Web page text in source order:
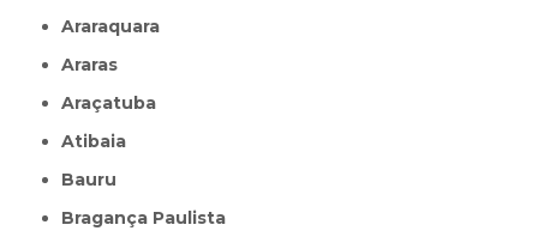
Araraquara
Araras
Araçatuba
Atibaia
Bauru
Bragança Paulista